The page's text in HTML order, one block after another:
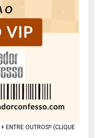
ENTRE OUTROS!! (CLIQUE